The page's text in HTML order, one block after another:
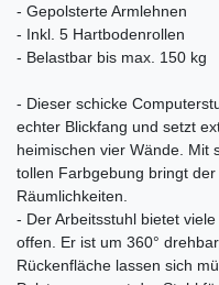
- Gepolsterte Armlehnen
- Inkl. 5 Hartbodenrollen
- Belastbar bis max. 150 kg
- Dieser schicke
echter Blickfang und setzt
heimischen vier Wände. Mit
tollen Farbgebung bringt
Räumlichkeiten.
- Der Arbeitsstuhl bietet
offen. Er ist um 360°
Rückenfläche lassen sich